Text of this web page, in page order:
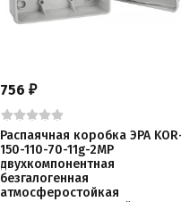
756₽
Распаячная коробка ЭРА
150-110-70-11g-2MP
двухкомпонентная
безгалогенная
атмосферостойкая